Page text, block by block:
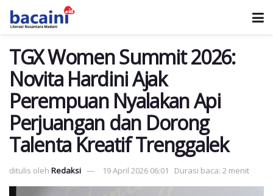
TGX Women Summit 2026:
Novita Hardini Ajak
Perempuan Nyalakan Api
Perjuangan dan Dorong
Talenta Kreatif Trenggalek
ditulis oleh Redaksi 19 April 2026 06:01 Durasi baca: 2 menit